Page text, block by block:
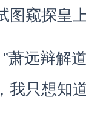
图窥探皇
萧远辩解
我只想知